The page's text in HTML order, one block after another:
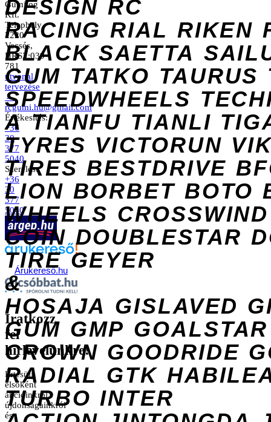
DESIGN RC
RACING RIAL RIKEN
BLACK SAETTA
GUM TATKO TAURUS
SPEEDWHEELS
A TIANFU TIANLI
TYRES VICTORUN
TIRES BESTDRIVE
LION BORBET BOTO
WHEELS CROSSWIND
COIN DOUBLESTAR
TIRE GEYER
&
HOSAJA GISLAVED
GUM GMP GOALSTAR
CROWN GOODRIDE
RADIAL GTK
TURBO INTER
Gumilog
Kft.
Telephely
2220
Vecsés,
HRSZ:039
781
útvonal
tervezése
→
rcgumi.hu@gmail.com
Értékesítés:
+36
30
377
5040
Szerelés:
+36
30
377
5040
Árukereső.hu
Iratkozz
fel
hírlevelünkre!
Értesülj
elsőként
akcióinkról,
újdonságainkról
és